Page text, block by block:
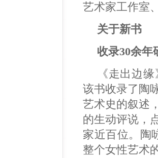
艺术家工作室
关于新书
收录30余年
《走出边
该书收录了陶
艺术史的叙述
的生动评说，
家近百位。陶
整个女性艺术